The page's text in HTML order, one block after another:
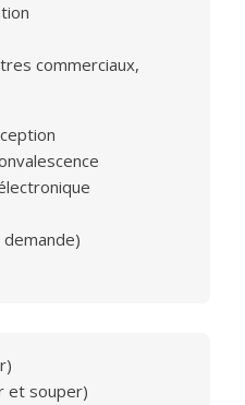
commerciaux,
et souper)